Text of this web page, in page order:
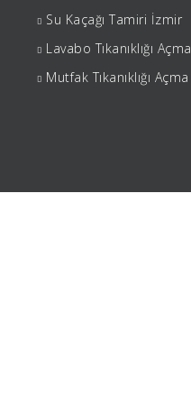
Su Kaçağı Tamiri İzmir
Lavabo Tıkanıklığı Açma
Mutfak Tıkanıklığı Açma